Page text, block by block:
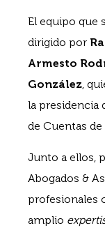
El equipo que
dirigido por
Armesto
González,
la presidencia
de Cuentas de
Junto a ellos,
Abogados &
profesionales
amplio